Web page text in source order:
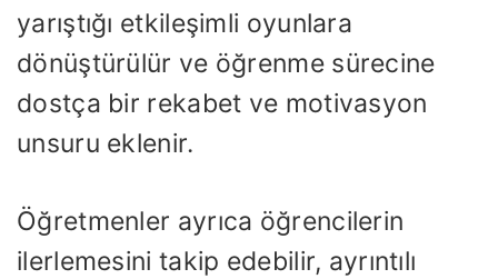
yarıştığı etkileşimli oyunlara
dönüştürülür ve öğrenme sürecine
dostça bir rekabet ve motivasyon
unsuru eklenir.
Öğretmenler ayrıca öğrencilerin
ilerlemesini takip edebilir, ayrıntılı